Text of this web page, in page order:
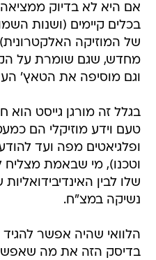
אם היא לא בדיוק
בכלים קיימים (ושנות
של המוזיקה
מחדש, שגם שומרת על
וגם מוסיפה את הטאץ'
בגלל זה מורגן גייסט
טעם וידע מוזיקלי הם
ופלגיאטים מפה ועד
וטכנו), מי שבאמת מצליח
שלו לבין
נשיקה במצ"ח.
הלוואי שהיה אפשר
בדיסק הזה את מה שאפשר